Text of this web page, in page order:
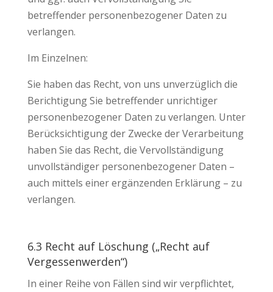
betreffender personenbezogener Daten zu
verlangen.
Im Einzelnen:
Sie haben das Recht, von uns unverzüglich die
Berichtigung Sie betreffender unrichtiger
personenbezogener Daten zu verlangen. Unter
Berücksichtigung der Zwecke der Verarbeitung
haben Sie das Recht, die Vervollständigung
unvollständiger personenbezogener Daten –
auch mittels einer ergänzenden Erklärung – zu
verlangen.
6.3 Recht auf Löschung („Recht auf
Vergessenwerden“)
In einer Reihe von Fällen sind wir verpflichtet,